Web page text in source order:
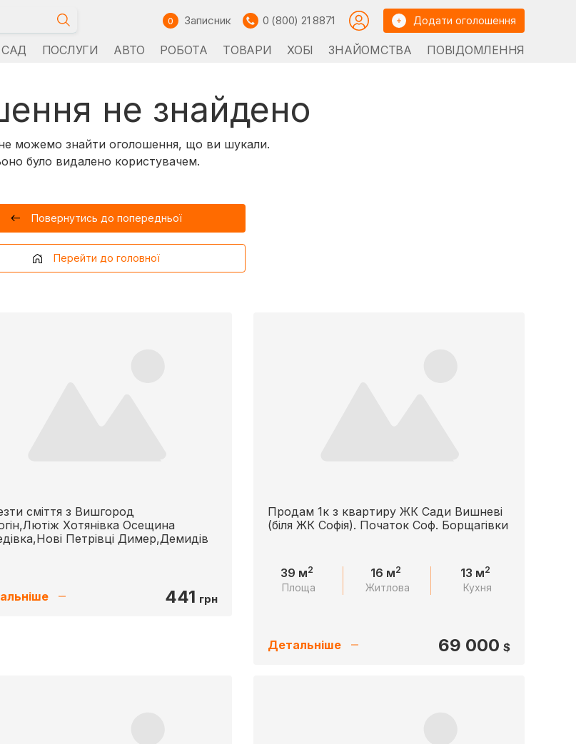
0 Записник 0 (800) 21 8871 Додати оголошення
САД ПОСЛУГИ АВТО РОБОТА ТОВАРИ ХОБІ ЗНАЙОМСТВА ПОВІДОМЛЕННЯ
не знайдено
можемо знайти оголошення, що ви шукали.
було видалено користувачем.
Повернутись до попередньої
Перейти до головної
сміття з Вишгород
Хотянівка Осещина
Петрівці Димер,Демидів
441 грн
Продам 1к з квартиру ЖК Сади Вишневі
(біля ЖК Софія). Початок Соф. Борщагівки
39 м2
Площа
16 м2
Житлова
13 м2
Кухня
Детальніше 69 000 $